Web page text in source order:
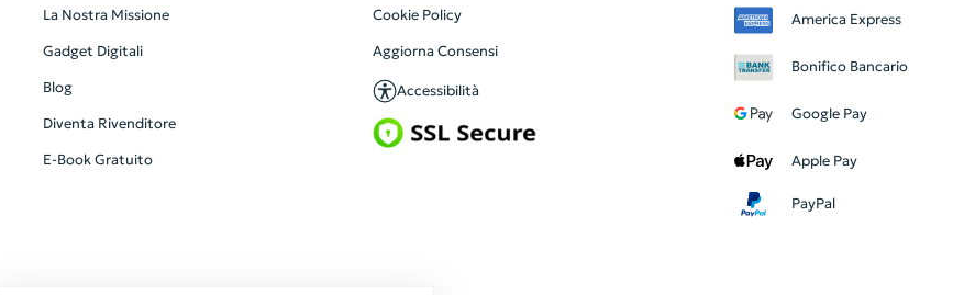
La Nostra Missione
Gadget Digitali
Blog
Diventa Rivenditore
E-Book Gratuito
Cookie Policy
Aggiorna Consensi
Accessibilità
America Express
Bonifico Bancario
Google Pay
Apple Pay
PayPal